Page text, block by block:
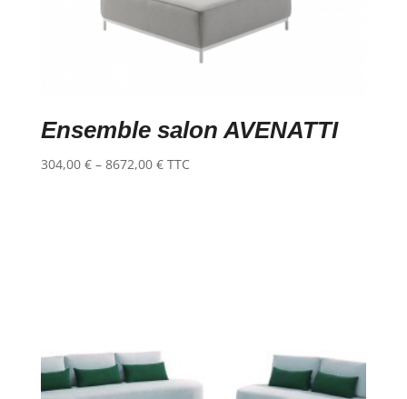
Ensemble salon AVENATTI
304,00 €– 8672,00 € TTC